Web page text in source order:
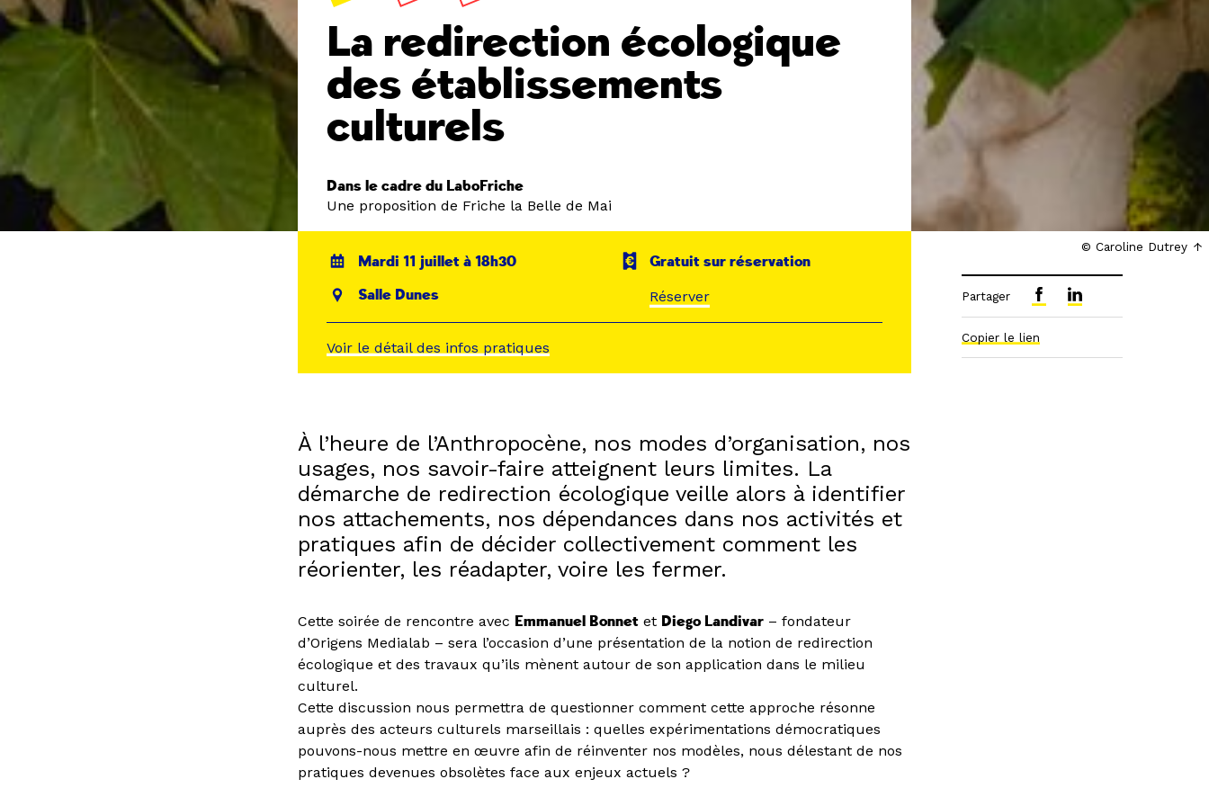
© Caroline Dutrey
La redirection écologique
des établissements
culturels
Dans le cadre du LaboFriche
Une proposition de Friche la Belle de Mai
Mardi 11 juillet à 18h30
Gratuit sur réservation
Salle Dunes
Réserver
Voir le détail des infos pratiques
À l’heure de l’Anthropocène, nos modes d’organisation, nos
usages, nos savoir-faire atteignent leurs limites. La
démarche de redirection écologique veille alors à identifier
nos attachements, nos dépendances dans nos activités et
pratiques afin de décider collectivement comment les
réorienter, les réadapter, voire les fermer.
Cette soirée de rencontre avec Emmanuel Bonnet et Diego Landivar – fondateur
d’Origens Medialab – sera l’occasion d’une présentation de la notion de redirection
écologique et des travaux qu’ils mènent autour de son application dans le milieu
culturel.
Cette discussion nous permettra de questionner comment cette approche résonne
auprès des acteurs culturels marseillais : quelles expérimentations démocratiques
pouvons-nous mettre en œuvre afin de réinventer nos modèles, nous délestant de nos
pratiques devenues obsolètes face aux enjeux actuels ?
Partager
Copier le lien